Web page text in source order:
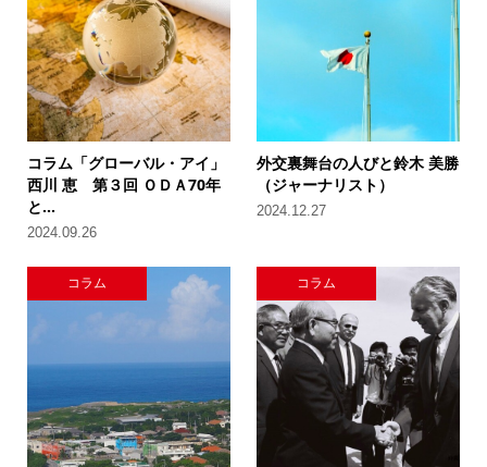
コラム「グローバル・アイ」
西川 恵 第３回 ＯＤＡ70年
と...
2024.09.26
外交裏舞台の人びと鈴木 美勝
（ジャーナリスト）
2024.12.27
コラム コラム